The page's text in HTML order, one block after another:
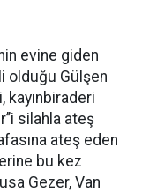
evine giden
olduğu Gülşen
kayınbiraderi
silahla ateş
ateş eden
bu kez
Gezer, Van